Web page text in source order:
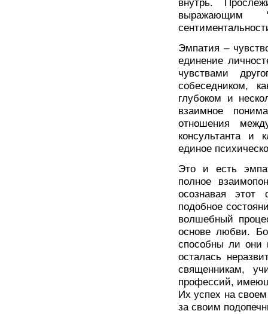
внутрь.
выражающим
Эмпатия –
единение
чувствами
собеседником,
глубоком и
взаимное
отношения
консультанта и
единое
Это и есть
полное
осознавая этот
подобное
волшебный
основе любви.
способны ли они
осталась
священникам,
профессий,
Их успех на
за своим